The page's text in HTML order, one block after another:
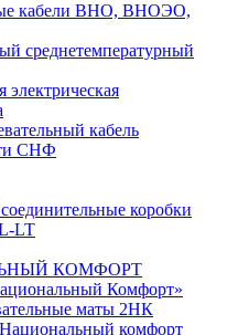
кабели ВНО, ВНОЭО,
среднетемпературный
кабель
СНФ
коробки
LT
КОМФОРТ
Комфорт»
маты 2НК
комфорт